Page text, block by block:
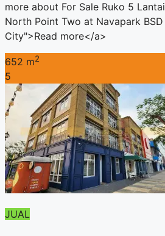
more about For Sale Ruko 5 Lantai
North Point Two at Navapark BSD
City">Read more</a>
652 m2
5
JUAL